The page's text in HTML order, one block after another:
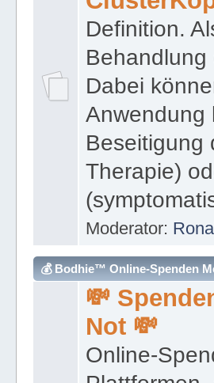
Dabei
Anwendung
Beseitigung
Therapie)
Moderator:
💰 Bodhie™ Online-Spenden
💸
Not 💸
Online-